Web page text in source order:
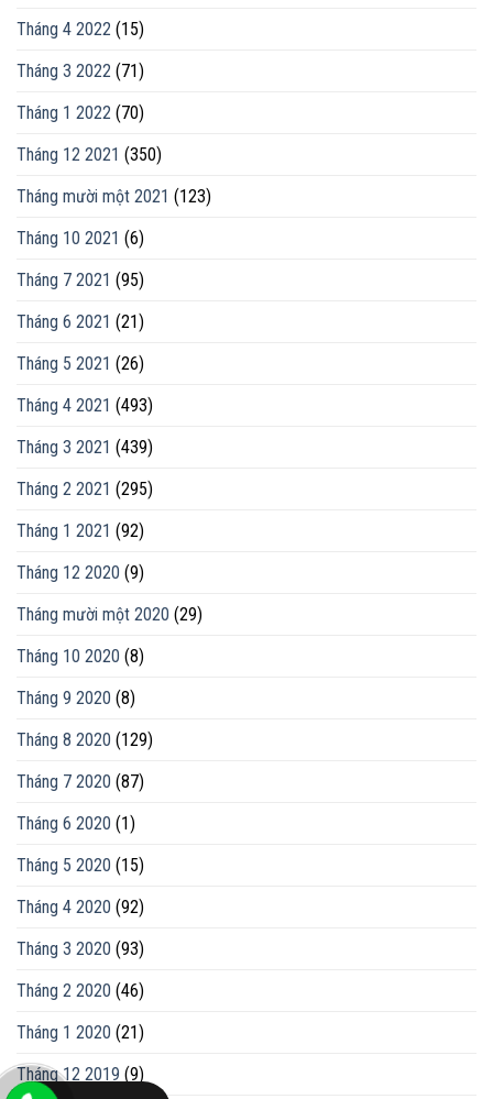
Tháng 4 2022 (15)
Tháng 3 2022 (71)
Tháng 1 2022 (70)
Tháng 12 2021 (350)
Tháng mười một 2021 (123)
Tháng 10 2021 (6)
Tháng 7 2021 (95)
Tháng 6 2021 (21)
Tháng 5 2021 (26)
Tháng 4 2021 (493)
Tháng 3 2021 (439)
Tháng 2 2021 (295)
Tháng 1 2021 (92)
Tháng 12 2020 (9)
Tháng mười một 2020 (29)
Tháng 10 2020 (8)
Tháng 9 2020 (8)
Tháng 8 2020 (129)
Tháng 7 2020 (87)
Tháng 6 2020 (1)
Tháng 5 2020 (15)
Tháng 4 2020 (92)
Tháng 3 2020 (93)
Tháng 2 2020 (46)
Tháng 1 2020 (21)
Tháng 12 2019 (9)